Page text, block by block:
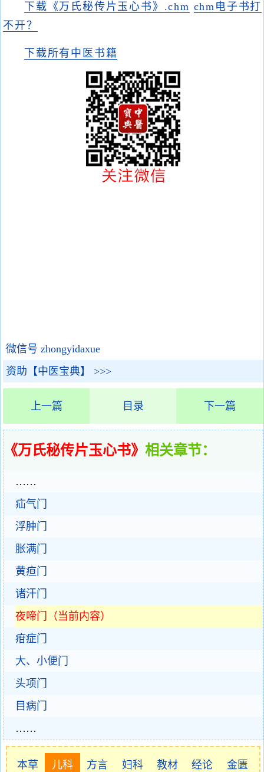
下载《万氏秘传片玉心书》.chm chm电子书打
不开？
下载所有中医书籍
微信号 zhongyidaxue
资助【中医宝典】 >>>
上一篇 目录 下一篇
《万氏秘传片玉心书》 相关章节：
……
疝气门
浮肿门
胀满门
黄疸门
诸汗门
夜啼门（当前内容）
疳症门
大、小便门
头项门
目病门
……
本草 儿科 方言 妇科 教材 经论 金匮